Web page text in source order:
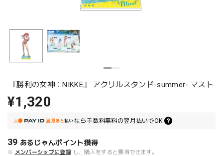
『勝利の女神：NIKKE』 アクリルスタンド-summer- マスト
¥1,320
なら 手数料無料の翌月払いでOK
39 あるじゃんポイント獲得
※ メンバーシップに登録 し、購入をすると獲得できます。